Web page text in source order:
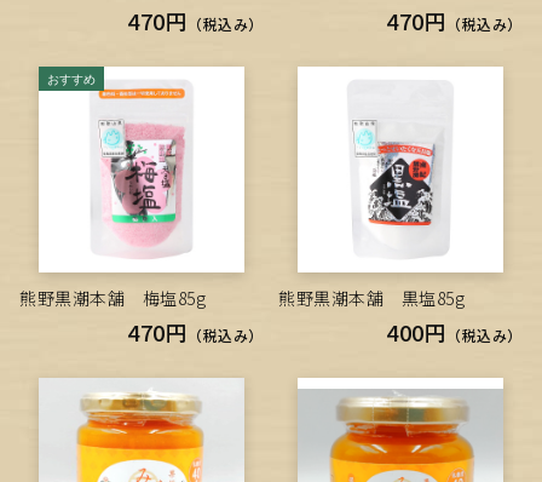
470円 （税込み） 470円 （税込み）
熊野黒潮本舗 梅塩85g
470円 （税込み）
熊野黒潮本舗 黒塩85g
400円 （税込み）